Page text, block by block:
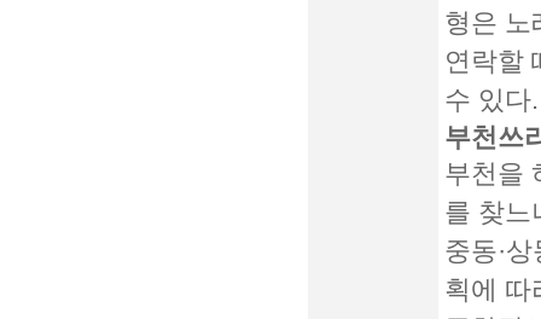
형은 노
연락할
수 있다.
부천쓰
부천을
를 찾느
중동·
획에 따